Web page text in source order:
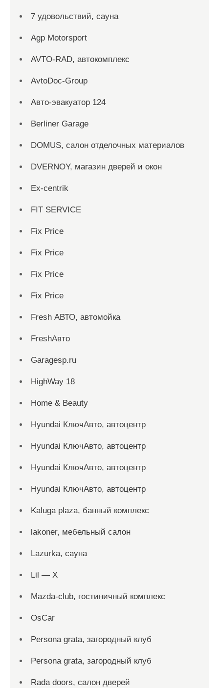
7 удовольствий, сауна
Agp Motorsport
AVTO-RAD, автокомплекс
AvtoDoc-Group
Aвто-эвакуатор 124
Berliner Garage
DOMUS, салон отделочных материалов
DVERNOY, магазин дверей и окон
Ex-centrik
FIT SERVICE
Fix Price
Fix Price
Fix Price
Fix Price
Fresh АВТО, автомойка
FreshАвто
Garagesp.ru
HighWay 18
Home & Beauty
Hyundai КлючАвто, автоцентр
Hyundai КлючАвто, автоцентр
Hyundai КлючАвто, автоцентр
Hyundai КлючАвто, автоцентр
Kaluga plaza, банный комплекс
lakoner, мебельный салон
Lazurka, сауна
Lil — X
Mazda-club, гостиничный комплекс
OsCar
Persona grata, загородный клуб
Persona grata, загородный клуб
Rada doors, салон дверей